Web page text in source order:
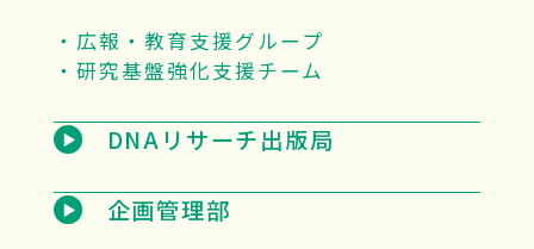
広報・教育支援グループ
研究基盤強化支援チーム
DNAリサーチ出版局
企画管理部